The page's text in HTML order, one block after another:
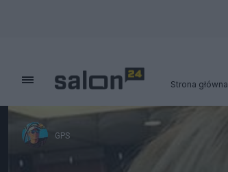
Strona główna
GPS